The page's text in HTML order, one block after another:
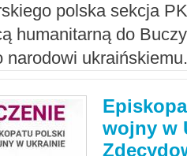
polska sekcja
humanitarną do
narodowi
wojny w